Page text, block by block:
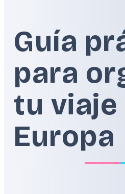
Guía
para
tu viaje
Europa